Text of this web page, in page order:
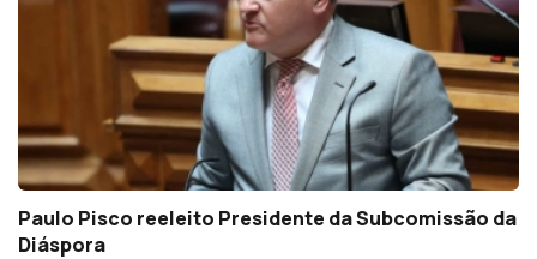
Paulo Pisco reeleito Presidente da Subcomissão da
Diáspora